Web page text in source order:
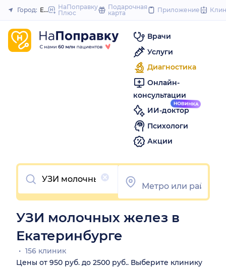
to
Закрыть
Город: Екатеринбург
НаПоправку
Плюс
Подарочная
карта
Приложение
Врачи
Услуги
Диагностика
Онлайн-
консультации
ИИ-доктор
Психологи
Акции
Очистить
УЗИ молочных желез в
Екатеринбурге
156 клиник
Цены от 950 руб. до 2500 руб.. Выберите клинику